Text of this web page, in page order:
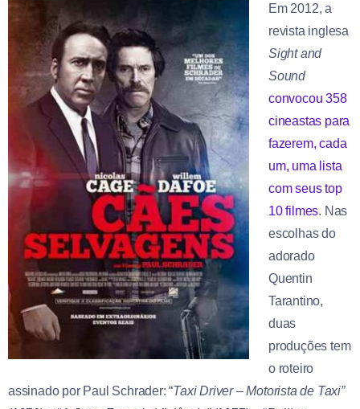
Em 2012, a
revista inglesa
Sight and
Sound
convocou 358
cineastas para
fazerem, cada
um, uma lista
com seus top
10 filmes. Nas
escolhas do
adorado
Quentin
Tarantino,
duas
produções tem
o roteiro
assinado por Paul Schrader: “Taxi Driver – Motorista de Taxi”